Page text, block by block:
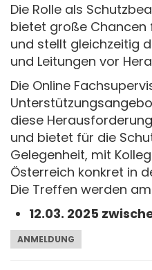
Die Rolle als
bietet große
und stellt gleichzeitig
und Leitungen vor
Die Online
diese
und bietet für die
Gelegenheit, mit
Österreich konkret in
Die Treffen werden
12.03. 2025
ANMELDUNG